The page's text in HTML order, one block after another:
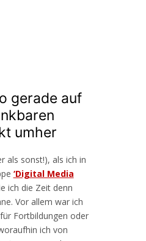
gerade auf
umher
als sonst!), als ich in
‘Digital Media
ich die Zeit denn
Vor allem war ich
Fortbildungen oder
ich von